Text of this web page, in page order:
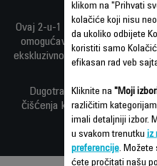
Ovaj 2-u-1 bežični usisivać sa
omogućava istovremeno
ekskluzivnom Rowenta
Dugotrajna baterija od 60
čišćenja koje je dizajnirano
klikom na "Prihvati
kolačiće koji nisu
da ukoliko odbijete
koristiti samo
efikasan rad veb
Kliknite na "Moji
različitim
imali detaljniji izbor.
u svakom trenutku iz
preferencije. Možete
ćete pročitati našu